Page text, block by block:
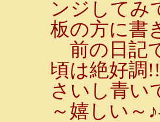
ンジしてみ
板の方に書
前の日記
頃は絶好調
さいし青い
～嬉しい～